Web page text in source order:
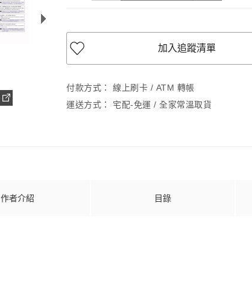
加入追蹤清單
付款方式：
線上刷卡 / ATM 轉帳
運送方式：
宅配-免運 / 全家常溫取貨
作者介紹 目錄